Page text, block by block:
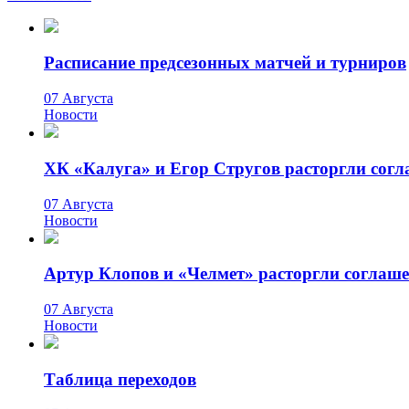
Расписание предсезонных матчей и турниров
07 Августа
Новости
ХК «Калуга» и Егор Стругов расторгли
07 Августа
Новости
Артур Клопов и «Челмет» расторгли
07 Августа
Новости
Таблица переходов